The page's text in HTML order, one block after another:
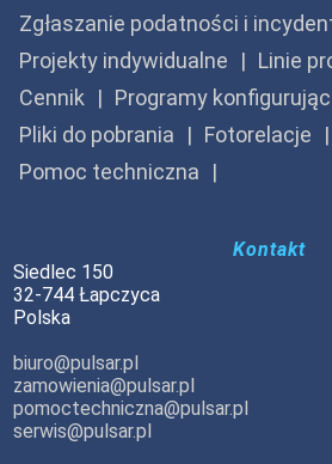
Zgłaszanie podatności i
Projekty indywidualne
Linie
Cennik
Programy
Pliki do pobrania
Fotorelacje
Pomoc techniczna
Kontakt
Siedlec 150
32-744 Łapczyca
Polska
biuro@pulsar.pl
zamowienia@pulsar.pl
pomoctechniczna@pulsar.pl
serwis@pulsar.pl